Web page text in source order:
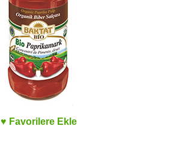
♥ Favorilere Ekle